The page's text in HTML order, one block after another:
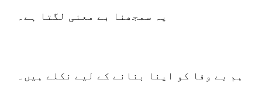
یہ سمجھنا بے معنی لگتا ہے۔
ہم بے وفا کو اپنا بنانے کے لیے نکلے ہیں۔